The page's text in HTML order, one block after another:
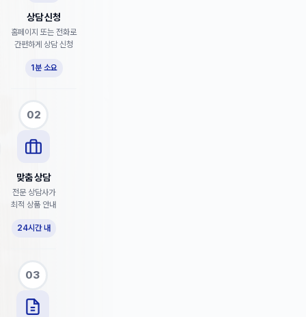
상담 신청
홈페이지 또는 전화로
간편하게 상담 신청
1분 소요
02
맞춤 상담
전문 상담사가
최적 상품 안내
24시간 내
03